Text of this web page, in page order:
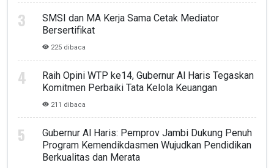
SMSI dan MA Kerja Sama Cetak Mediator
Bersertifikat
225 dibaca
Raih Opini WTP ke14, Gubernur Al Haris Tegaskan
Komitmen Perbaiki Tata Kelola Keuangan
211 dibaca
Gubernur Al Haris: Pemprov Jambi Dukung Penuh
Program Kemendikdasmen Wujudkan Pendidikan
Berkualitas dan Merata